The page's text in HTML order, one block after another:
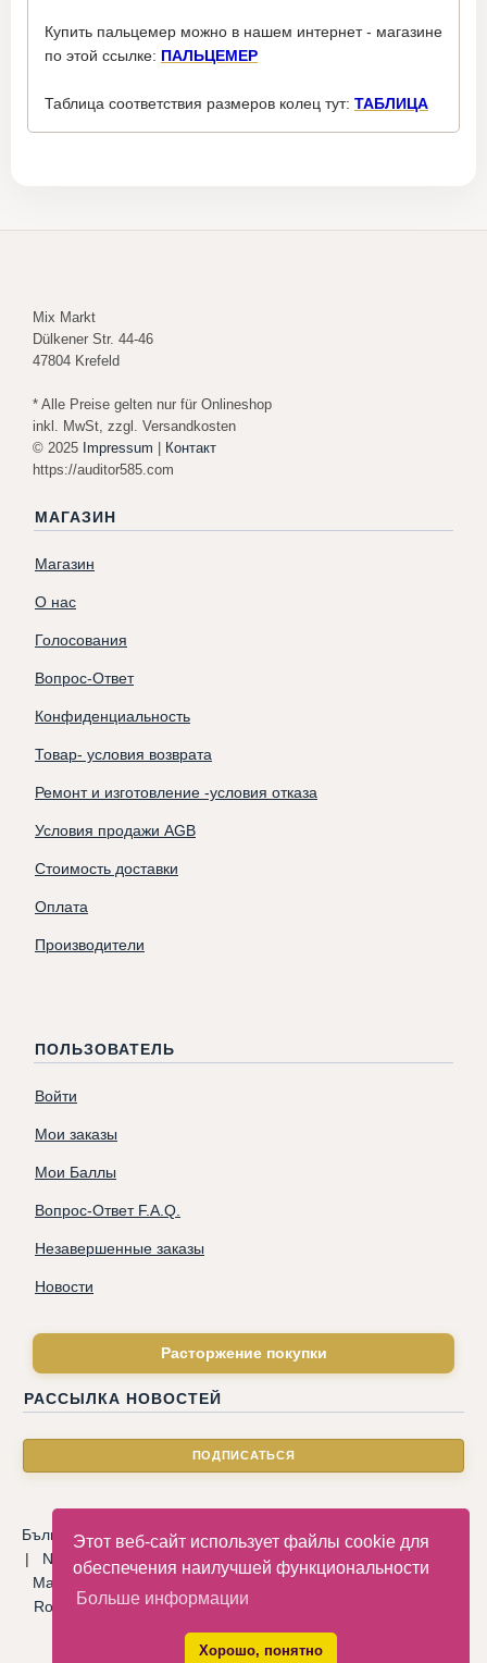
Этот веб-сайт использует файлы cookie для
обеспечения наилучшей функциональности
Больше информации
Хорошо, понятно
Купить пальцемер можно в нашем интернет - магазине
по этой ссылке: ПАЛЬЦЕМЕР
Таблица соответствия размеров колец тут: ТАБЛИЦА
Mix Markt
Dülkener Str. 44-46
47804 Krefeld
* Alle Preise gelten nur für Onlineshop
inkl. MwSt, zzgl. Versandkosten
© 2025 Impressum
Контакт
https://auditor585.com
МАГАЗИН
Магазин
О нас
Голосования
Вопрос-Ответ
Конфиденциальность
Товар- условия возврата
Ремонт и изготовление -условия отказа
Условия продажи AGB
Стоимость доставки
Оплата
Производители
ПОЛЬЗОВАТЕЛЬ
Войти
Мои заказы
Мои Баллы
Вопрос-Ответ F.A.Q.
Незавершенные заказы
Новости
Расторжение покупки
РАССЫЛКА НОВОСТЕЙ
Български|Català|Deutsche|Hrvatski|Čeština |Dansk
| Nederlandse Eesti keel
Magyar
Latviski Norsk| Polski
Română|Русский|Српски|
Español|Svenska|Türkçe